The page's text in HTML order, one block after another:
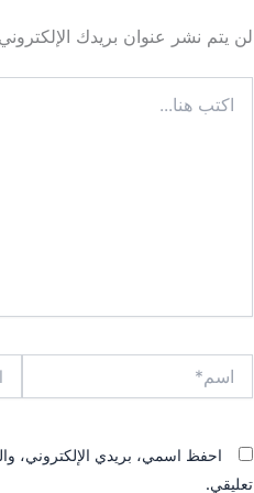
لن يتم نشر عنوان بريدك
هنا...
احفظ اسمي، بريدي الإلكتروني،
تعليقي.